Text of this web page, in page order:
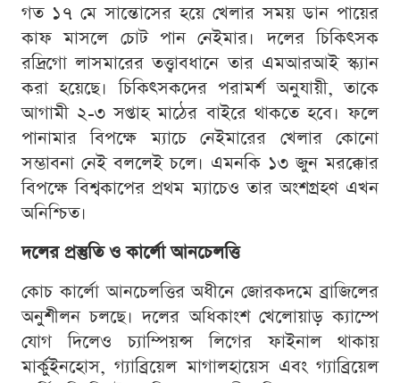
গত ১৭ মে সান্তোসের হয়ে খেলার সময় ডান পায়ের
কাফ মাসলে চোট পান নেইমার। দলের চিকিৎসক
রদ্রিগো লাসমারের তত্ত্বাবধানে তার এমআরআই স্ক্যান
করা হয়েছে। চিকিৎসকদের পরামর্শ অনুযায়ী, তাকে
আগামী ২-৩ সপ্তাহ মাঠের বাইরে থাকতে হবে। ফলে
পানামার বিপক্ষে ম্যাচে নেইমারের খেলার কোনো
সম্ভাবনা নেই বললেই চলে। এমনকি ১৩ জুন মরক্কোর
বিপক্ষে বিশ্বকাপের প্রথম ম্যাচেও তার অংশগ্রহণ এখন
অনিশ্চিত।
দলের প্রস্তুতি ও কার্লো আনচেলত্তি
কোচ কার্লো আনচেলত্তির অধীনে জোরকদমে ব্রাজিলের
অনুশীলন চলছে। দলের অধিকাংশ খেলোয়াড় ক্যাম্পে
যোগ দিলেও চ্যাম্পিয়ন্স লিগের ফাইনাল থাকায়
মার্কুইনহোস, গ্যাব্রিয়েল মাগালহায়েস এবং গ্যাব্রিয়েল